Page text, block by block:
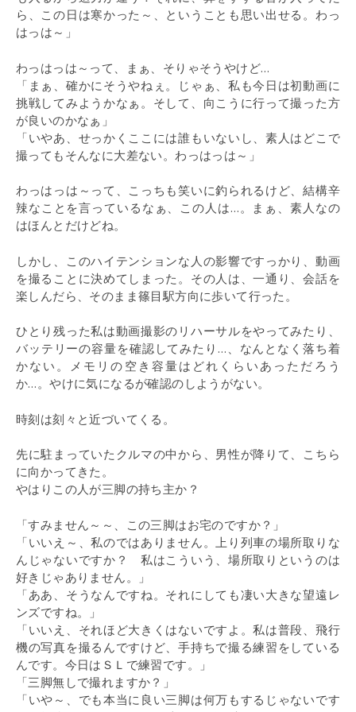
ら、この日は寒かった～、ということも思い出せる。わっ
はっは～」
わっはっは～って、まぁ、そりゃそうやけど…
「まぁ、確かにそうやねぇ。じゃぁ、私も今日は初動画に
挑戦してみようかなぁ。そして、向こうに行って撮った方
が良いのかなぁ」
「いやあ、せっかくここには誰もいないし、素人はどこで
撮ってもそんなに大差ない。わっはっは～」
わっはっは～って、こっちも笑いに釣られるけど、結構辛
辣なことを言っているなぁ、この人は…。まぁ、素人なの
はほんとだけどね。
しかし、このハイテンションな人の影響ですっかり、動画
を撮ることに決めてしまった。その人は、一通り、会話を
楽しんだら、そのまま篠目駅方向に歩いて行った。
ひとり残った私は動画撮影のリハーサルをやってみたり、
バッテリーの容量を確認してみたり…、なんとなく落ち着
かない。メモリの空き容量はどれくらいあっただろう
か…。やけに気になるが確認のしようがない。
時刻は刻々と近づいてくる。
先に駐まっていたクルマの中から、男性が降りて、こちら
に向かってきた。
やはりこの人が三脚の持ち主か？
「すみません～～、この三脚はお宅のですか？」
「いいえ～、私のではありません。上り列車の場所取りな
んじゃないですか？ 私はこういう、場所取りというのは
好きじゃありません。」
「ああ、そうなんですね。それにしても凄い大きな望遠レ
ンズですね。」
「いいえ、それほど大きくはないですよ。私は普段、飛行
機の写真を撮るんですけど、手持ちで撮る練習をしている
んです。今日はＳＬで練習です。」
「三脚無しで撮れますか？」
「いや～、でも本当に良い三脚は何万もするじゃないです